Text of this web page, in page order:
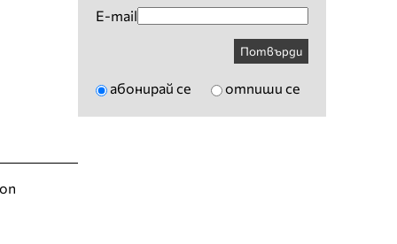
E-mail
Потвърди
абонирай се отпиши се